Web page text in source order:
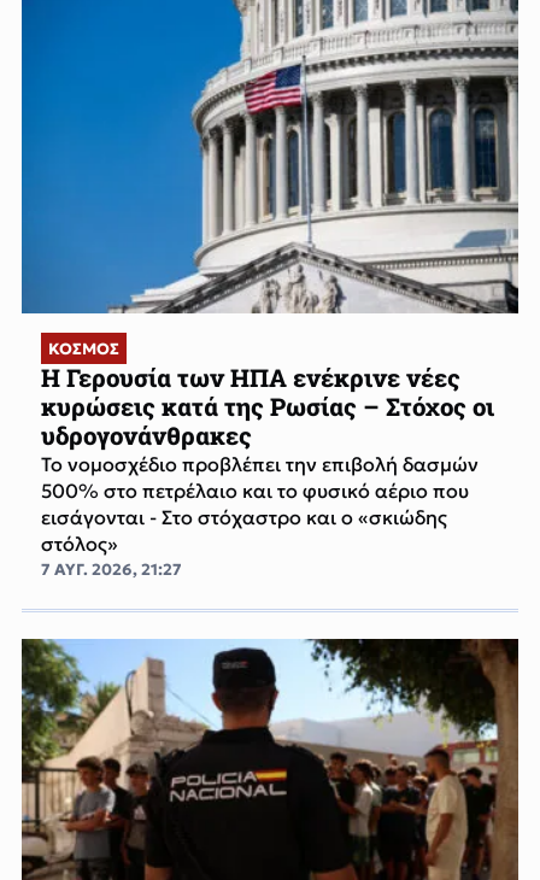
ΚΟΣΜΟΣ
Η Γερουσία των ΗΠΑ ενέκρινε νέες
κυρώσεις κατά της Ρωσίας – Στόχος οι
υδρογονάνθρακες
Το νομοσχέδιο προβλέπει την επιβολή δασμών
500% στο πετρέλαιο και το φυσικό αέριο που
εισάγονται - Στο στόχαστρο και ο «σκιώδης
στόλος»
7 ΑΥΓ. 2026, 21:27